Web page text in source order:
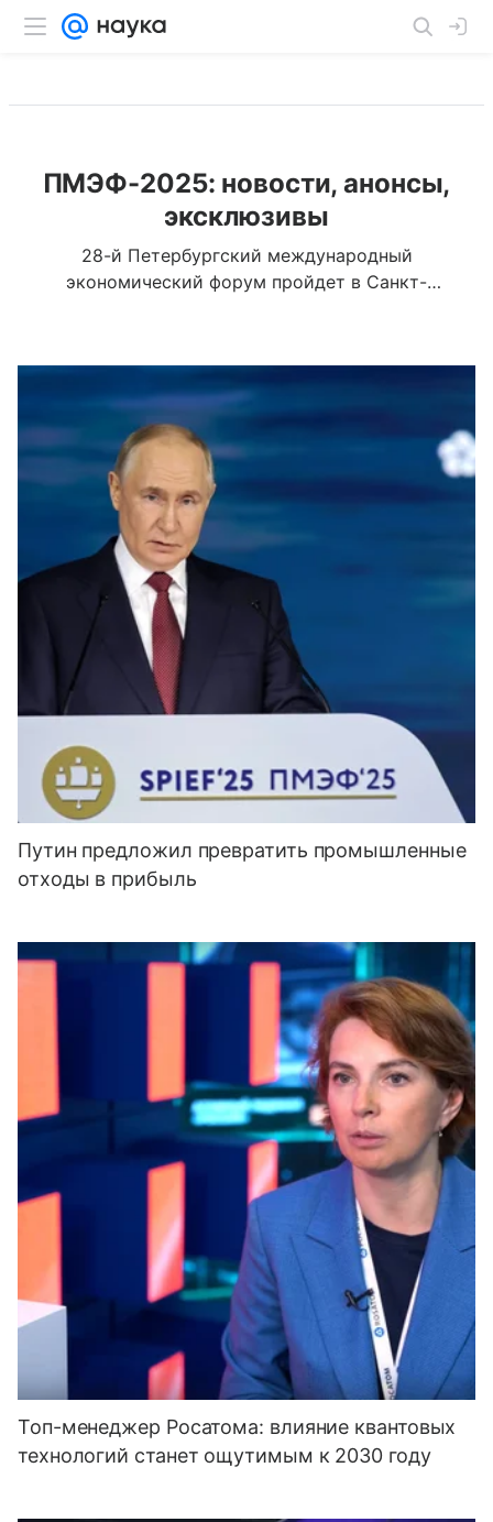
ПМЭФ-2025: новости, анонсы,
эксклюзивы
28-й Петербургский международный
экономический форум пройдет в Санкт-
передовых научных достижениях России,
трендах в образовании, а также о
международном сотрудничестве в этих
областях.
Путин предложил превратить промышленные
отходы в прибыль
Топ-менеджер Росатома: влияние квантовых
технологий станет ощутимым к 2030 году